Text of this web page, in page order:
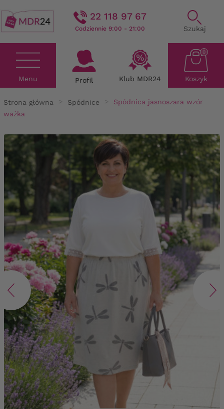
22 118 97 67
Codziennie 9:00 - 21:00 Szukaj
Menu Profil Klub MDR24 Koszyk
0
Strona główna Spódnice
Spódnica jasnoszara wzór
ważka